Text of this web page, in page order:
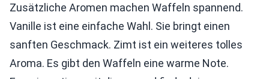
Zusätzliche Aromen machen Waffeln spannend.
Vanille ist eine einfache Wahl. Sie bringt einen
sanften Geschmack. Zimt ist ein weiteres tolles
Aroma. Es gibt den Waffeln eine warme Note.